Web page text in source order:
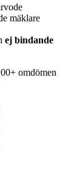
mäklare
ej bindande
+ omdömen